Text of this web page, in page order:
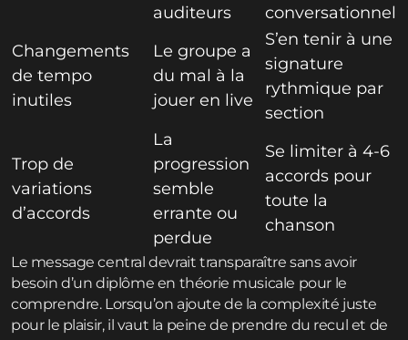
auditeurs
conversationnel
Changements
de tempo
inutiles
Le groupe a
du mal à la
jouer en live
S’en tenir à une
signature
rythmique par
section
Trop de
variations
d’accords
La
progression
semble
errante ou
perdue
Se limiter à 4-6
accords pour
toute la
chanson
Le message central devrait transparaître sans avoir
besoin d’un diplôme en théorie musicale pour le
comprendre. Lorsqu’on ajoute de la complexité juste
pour le plaisir, il vaut la peine de prendre du recul et de